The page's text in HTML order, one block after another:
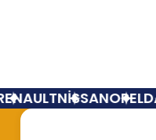
NİSSANOPEL